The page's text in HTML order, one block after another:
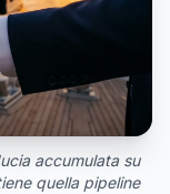
accumulata su
quella pipeline